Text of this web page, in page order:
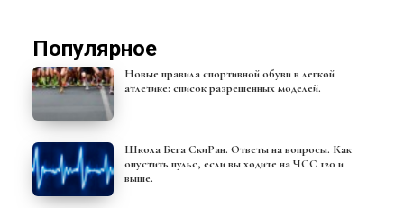
Популярное
Новые правила спортивной обуви в легкой
атлетике: список разрешенных моделей.
Школа Бега СкиРан. Ответы на вопросы. Как
опустить пульс, если вы ходите на ЧСС 120 и
выше.